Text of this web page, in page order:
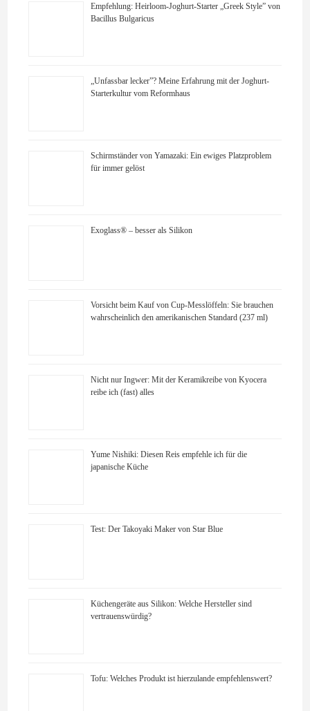
Empfehlung: Heirloom-Joghurt-Starter „Greek Style” von
Bacillus Bulgaricus
„Unfassbar lecker”? Meine Erfahrung mit der Joghurt-
Starterkultur vom Reformhaus
Schirmständer von Yamazaki: Ein ewiges Platzproblem
für immer gelöst
Exoglass® – besser als Silikon
Vorsicht beim Kauf von Cup-Messlöffeln: Sie brauchen
wahrscheinlich den amerikanischen Standard (237 ml)
Nicht nur Ingwer: Mit der Keramikreibe von Kyocera
reibe ich (fast) alles
Yume Nishiki: Diesen Reis empfehle ich für die
japanische Küche
Test: Der Takoyaki Maker von Star Blue
Küchengeräte aus Silikon: Welche Hersteller sind
vertrauenswürdig?
Tofu: Welches Produkt ist hierzulande empfehlenswert?